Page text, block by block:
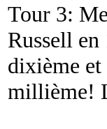
Tour 3:
Russell
dixième et
millième!